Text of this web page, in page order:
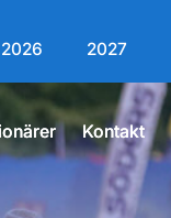
2026 2027
Kontakt